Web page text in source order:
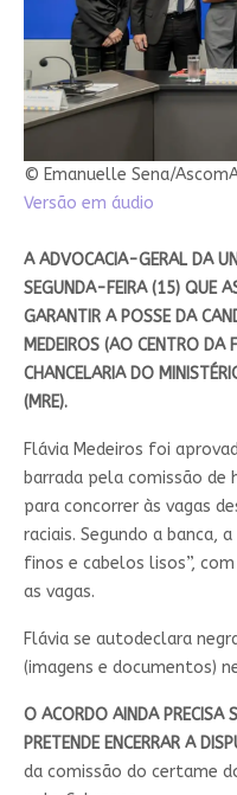
© Emanuelle Sena/
Versão em áudio
A ADVOCACIA-GERAL DA
SEGUNDA-FEIRA (15) QUE
GARANTIR A POSSE DA
MEDEIROS (AO CENTRO DA
CHANCELARIA DO
(MRE).
Flávia Medeiros foi
barrada pela comissão
para concorrer às vagas
raciais. Segundo a banca,
finos e cabelos lisos”,
as vagas.
Flávia se autodeclara
(imagens e documentos)
O ACORDO AINDA PRECISA
PRETENDE ENCERRAR A
da comissão do certame